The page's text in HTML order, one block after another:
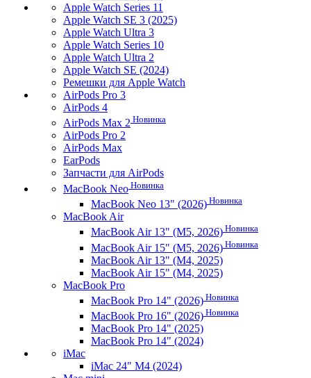
Apple Watch Series 11
Apple Watch SE 3 (2025)
Apple Watch Ultra 3
Apple Watch Series 10
Apple Watch Ultra 2
Apple Watch SE (2024)
Ремешки для Apple Watch
AirPods Pro 3
AirPods 4
AirPods Max 2 Новинка
AirPods Pro 2
AirPods Max
EarPods
Запчасти для AirPods
MacBook Neo Новинка
MacBook Neo 13" (2026) Новинка
MacBook Air
MacBook Air 13" (M5, 2026) Новинка
MacBook Air 15" (M5, 2026) Новинка
MacBook Air 13" (M4, 2025)
MacBook Air 15" (M4, 2025)
MacBook Pro
MacBook Pro 14" (2026) Новинка
MacBook Pro 16" (2026) Новинка
MacBook Pro 14" (2025)
MacBook Pro 14" (2024)
iMac
iMac 24" M4 (2024)